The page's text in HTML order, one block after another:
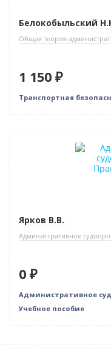
Белокобыльский
Общая теория
1 150 ₽
Транспортная
Нет в наличии
Ярков В.В.
Административное
0 ₽
Административное
Учебное пособие